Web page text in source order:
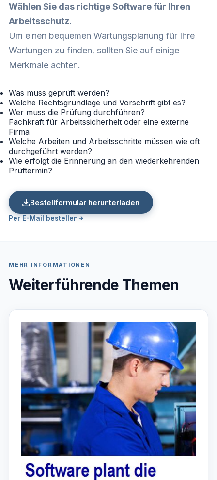
Wählen Sie das richtige Software für Ihren
Arbeitsschutz.
Um einen bequemen Wartungsplanung für Ihre
Wartungen zu finden, sollten Sie auf einige
Merkmale achten.
Was muss geprüft werden?
Welche Rechtsgrundlage und Vorschrift gibt es?
Wer muss die Prüfung durchführen?
Fachkraft für Arbeitssicherheit oder eine externe
Firma
Welche Arbeiten und Arbeitsschritte müssen wie oft
durchgeführt werden?
Wie erfolgt die Erinnerung an den wiederkehrenden
Prüftermin?
Bestellformular herunterladen
Per E-Mail bestellen
MEHR INFORMATIONEN
Weiterführende Themen